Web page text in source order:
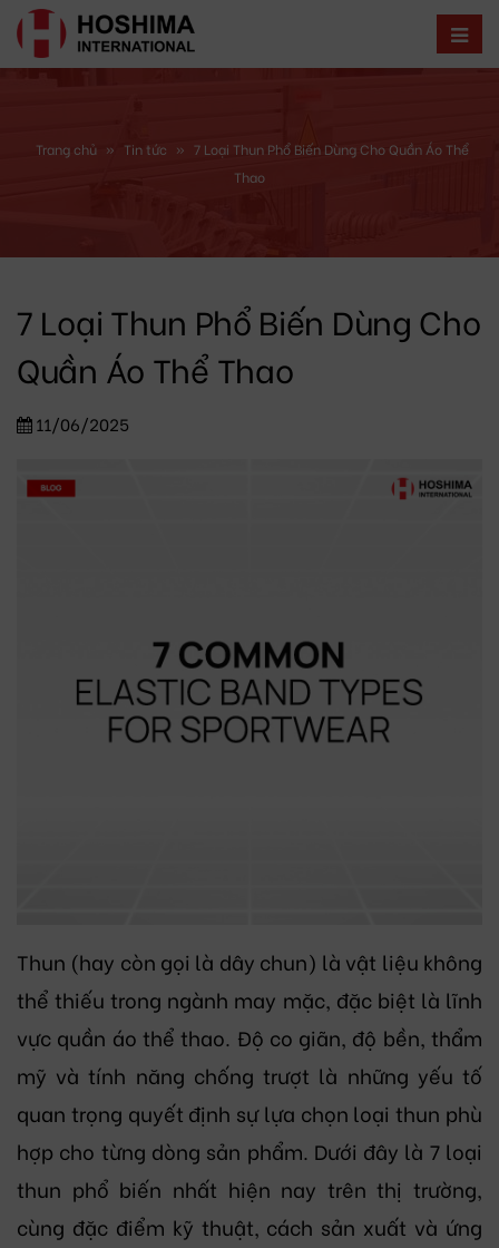
Trang chủ » Tin tức » 7 Loại Thun Phổ Biến Dùng Cho Quần Áo Thể
Thao
7 Loại Thun Phổ Biến Dùng Cho
Quần Áo Thể Thao
11/06/2025
Thun (hay còn gọi là dây chun) là vật liệu không
thể thiếu trong ngành may mặc, đặc biệt là lĩnh
vực quần áo thể thao. Độ co giãn, độ bền, thẩm
mỹ và tính năng chống trượt là những yếu tố
quan trọng quyết định sự lựa chọn loại thun phù
hợp cho từng dòng sản phẩm. Dưới đây là 7 loại
thun phổ biến nhất hiện nay trên thị trường,
cùng đặc điểm kỹ thuật, cách sản xuất và ứng